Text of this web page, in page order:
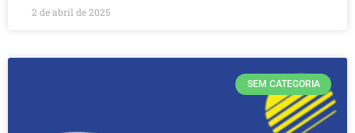
2 de abril de 2025
SEM CATEGORIA